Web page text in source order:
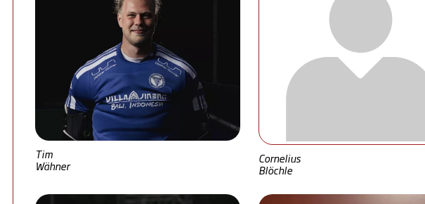
Tim
Wähner
Cornelius
Blöchle